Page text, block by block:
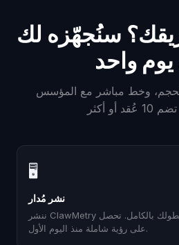
سنُجهّزه لك
وخط مباشر مع المؤسس
🖥
نشر مُدار
ننشر ClawMetry ونضبطه ونُشغّله عبر أسطولك بالكامل. تحصل
على رؤية شاملة منذ اليوم الأول.